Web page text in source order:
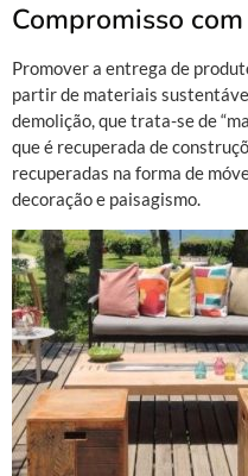
Compromisso
Promover a entrega de
partir de materiais
demolição, que trata-se de
que é recuperada de
recuperadas na forma de
decoração e paisagismo.